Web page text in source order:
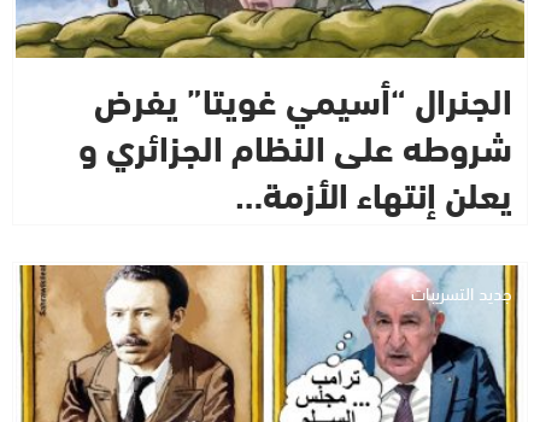
الجنرال “أسيمي غويتا” يفرض
شروطه على النظام الجزائري و
يعلن إنتهاء الأزمة…
جديد التسريبات